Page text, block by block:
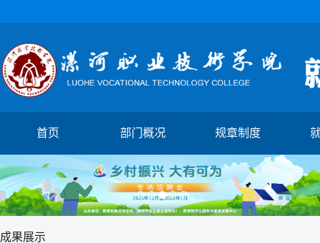
首页 部门概况 规章制度
1 2 3 4 5
成果展示